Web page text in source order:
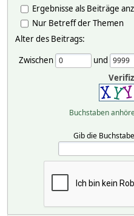
Ergebnisse als Beiträge
Nur Betreff der Themen
Alter des Beitrags:
Zwischen
und
Buchstaben
Gib die